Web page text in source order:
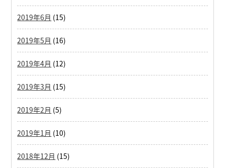
2019年6月 (15)
2019年5月 (16)
2019年4月 (12)
2019年3月 (15)
2019年2月 (5)
2019年1月 (10)
2018年12月 (15)